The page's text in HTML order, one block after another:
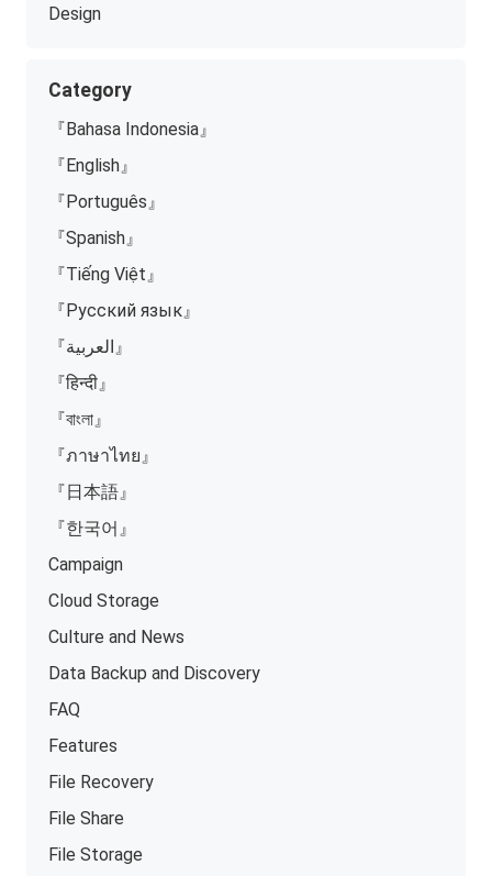
Design
Category
『Bahasa Indonesia』
『English』
『Português』
『Spanish』
『Tiếng Việt』
『Русский язык』
『العربية』
『हिन्दी』
『বাংলা』
『ภาษาไทย』
『日本語』
『한국어』
Campaign
Cloud Storage
Culture and News
Data Backup and Discovery
FAQ
Features
File Recovery
File Share
File Storage